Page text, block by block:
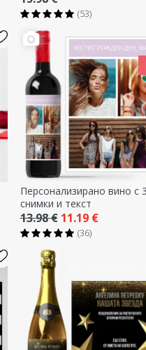
(53)
Персонализирано вино с 3
снимки и текст
13.98 €11.19 €
(36)